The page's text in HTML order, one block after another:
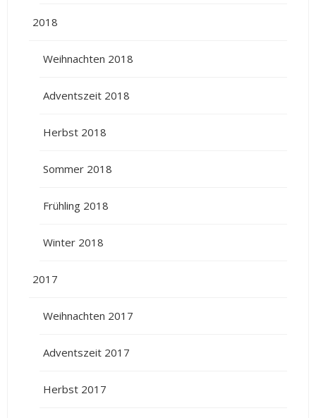
2018
Weihnachten 2018
Adventszeit 2018
Herbst 2018
Sommer 2018
Frühling 2018
Winter 2018
2017
Weihnachten 2017
Adventszeit 2017
Herbst 2017